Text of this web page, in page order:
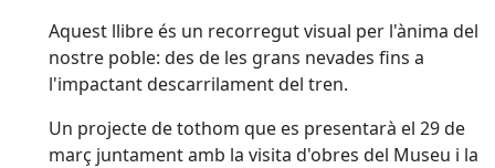
Aquest llibre és un recorregut visual per l'ànima del
nostre poble: des de les grans nevades fins a
l'impactant descarrilament del tren.
Un projecte de tothom que es presentarà el 29 de
març juntament amb la visita d'obres del Museu i la